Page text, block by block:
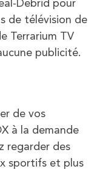
Debrid pour
de télévision de
Terrarium TV
publicité.
de vos
à la demande
regarder des
sportifs et plus